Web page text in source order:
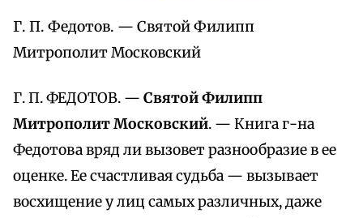
Г. П. Федотов. — Святой Филипп
Митрополит Московский
Г. П. ФЕДОТОВ. — Святой Филипп
Митрополит Московский. — Книга г-на
Федотова вряд ли вызовет разнообразие в ее
оценке. Ее счастливая судьба — вызывает
восхищение у лиц самых различных, даже